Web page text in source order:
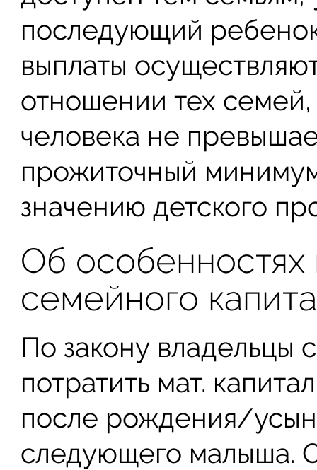
последующий
выплаты
отношении тех
человека не
прожиточный
значению детского
Об особенностях
семейного
По закону владельцы
потратить мат.
после рождения/
следующего малыша.